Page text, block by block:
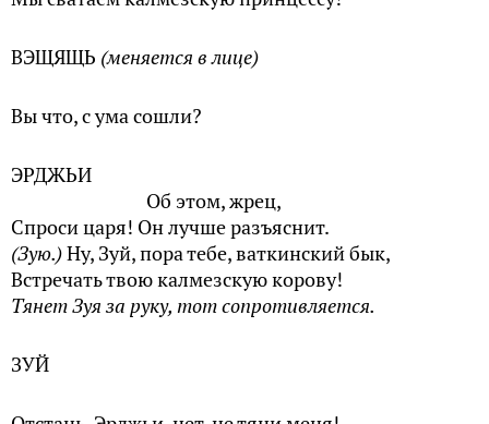
ВЭЩЯЩЬ (меняется в лице)
Вы что, с ума сошли?
ЭРДЖЬИ
Об этом, жрец,
Спроси царя! Он лучше разъяснит.
(Зую.)Ну, Зуй, пора тебе, ваткинский бык,
Встречать твою калмезскую корову!
Тянет Зуя за руку, тот сопротивляется.
ЗУЙ